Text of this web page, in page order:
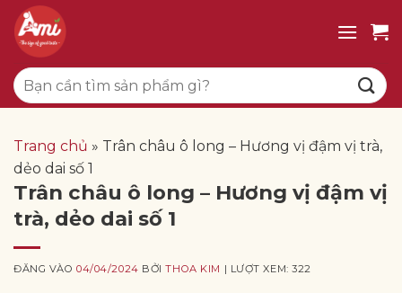
qua
dung
Tìm
kiếm:
Trang chủ » Trân châu ô long – Hương vị đậm vị trà,
dẻo dai số 1
Trân châu ô long – Hương vị đậm vị
trà, dẻo dai số 1
ĐĂNG VÀO04/04/2024 BỞITHOA KIM | LƯỢT XEM: 322